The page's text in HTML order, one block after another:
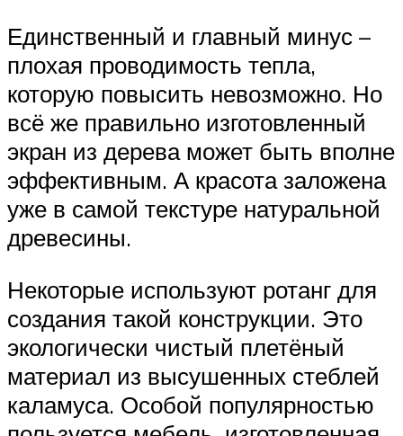
Единственный и главный минус –
плохая проводимость тепла,
которую повысить невозможно. Но
всё же правильно изготовленный
экран из дерева может быть вполне
эффективным. А красота заложена
уже в самой текстуре натуральной
древесины.
Некоторые используют ротанг для
создания такой конструкции. Это
экологически чистый плетёный
материал из высушенных стеблей
каламуса. Особой популярностью